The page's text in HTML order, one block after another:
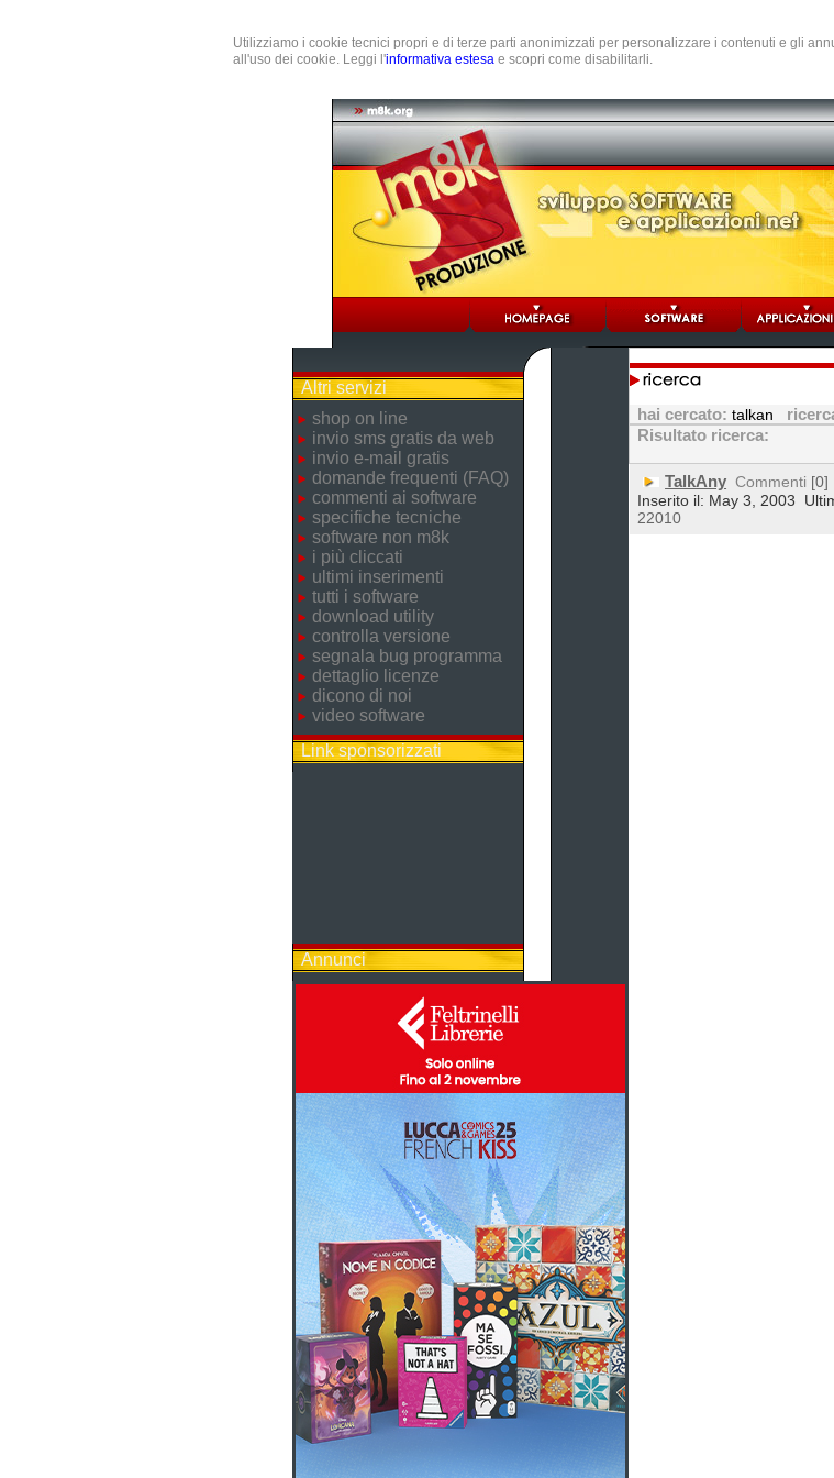
Utilizziamo i cookie tecnici propri e di terze parti anonimizzati per personalizzare i contenuti e gli
all'uso dei cookie. Leggi l'informativa estesa e scopri come disabilitarli.
Altri servizi
shop on line
invio sms gratis da web
invio e-mail gratis
domande frequenti (FAQ)
commenti ai software
specifiche tecniche
software non m8k
i più cliccati
ultimi inserimenti
tutti i software
download utility
controlla versione
segnala bug programma
dettaglio licenze
dicono di noi
video software
Link sponsorizzati
Annunci
hai cercato:talkan
Risultato ricerca:
TalkAny Commenti [0]
Inserito il: May 3, 2003
22010